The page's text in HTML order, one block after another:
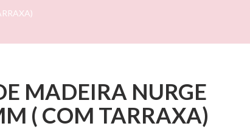
MADEIRA NURGE
( COM TARRAXA)